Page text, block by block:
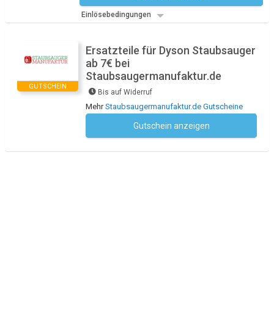
Einlösebedingungen
GUTSCHEIN
Ersatzteile für Dyson Staubsauger
ab 7€ bei
Staubsaugermanufaktur.de
Bis auf Widerruf
MehrStaubsaugermanufaktur.de Gutscheine
Gutschein anzeigen